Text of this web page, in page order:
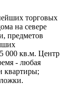
торговых
на севере
предметов
000 кв.м. Центр
- любая
квартиры;